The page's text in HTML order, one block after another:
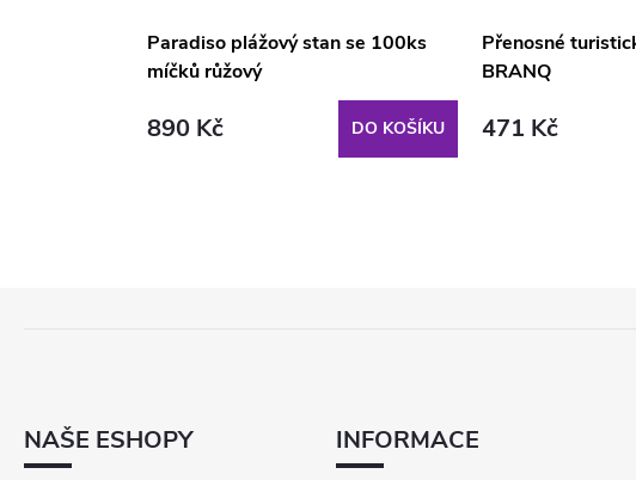
Paradiso plážový stan se 100ks
míčků růžový
890 Kč DO KOŠÍKU
Přenosné
BRANQ
471 Kč
NAŠE ESHOPY INFORMACE